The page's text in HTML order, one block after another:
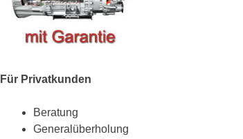
Für Privatkunden
Beratung
Generalüberholung